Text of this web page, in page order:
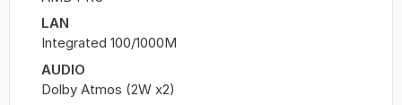
LAN
Integrated 100/1000M
AUDIO
Dolby Atmos (2W x2)